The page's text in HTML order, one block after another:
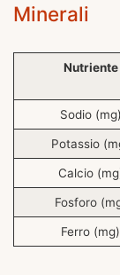
Minerali
Nutriente
Sodio (mg)
Potassio
Calcio
Fosforo
Ferro (mg)